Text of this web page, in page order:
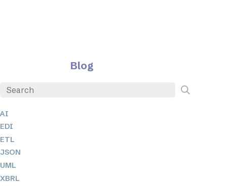
Blog
AI
EDI
ETL
JSON
UML
XBRL